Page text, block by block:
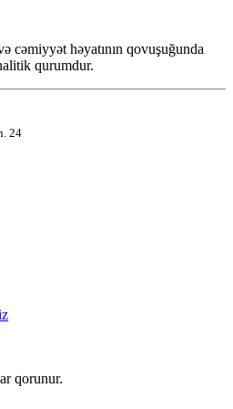
cəmiyyət həyatının qovuşuğunda
qurumdur.
24
qorunur.